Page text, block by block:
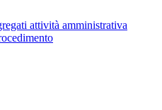
attività amministrativa